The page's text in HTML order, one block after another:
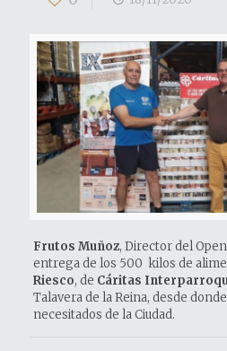
Frutos Muñoz, Director del
entrega de los 500 kilos de
Riesco, de Cáritas
Talavera de la Reina, desde
necesitados de la Ciudad.